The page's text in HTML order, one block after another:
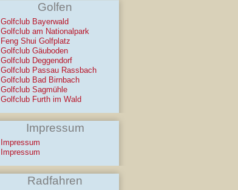
Golfen
Golfclub Bayerwald
Golfclub am Nationalpark
Feng Shui Golfplatz
Golfclub Gäuboden
Golfclub Deggendorf
Golfclub Passau Rassbach
Golfclub Bad Birnbach
Golfclub Sagmühle
Golfclub Furth im Wald
Impressum
Impressum
Impressum
Radfahren